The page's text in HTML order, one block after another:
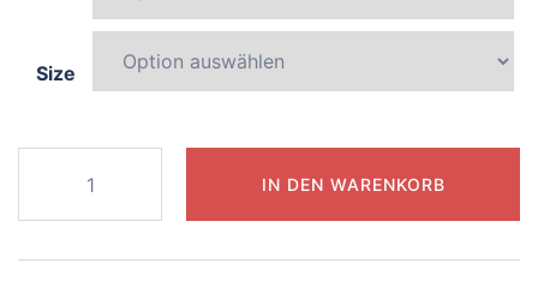
Size
elegant-
phoenix
Menge
IN DEN WARENKORB